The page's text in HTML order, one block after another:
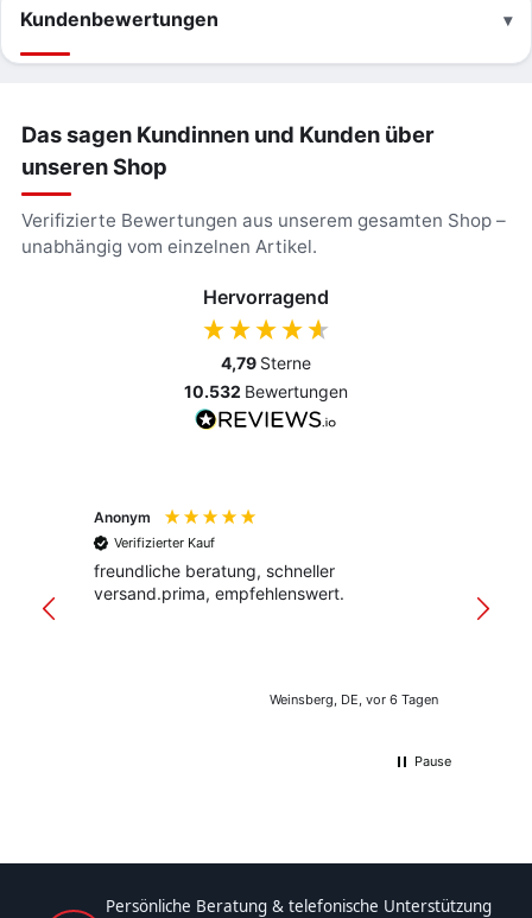
Kundenbewertungen
Das sagen Kundinnen und Kunden über
unseren Shop
Verifizierte Bewertungen aus unserem gesamten Shop –
unabhängig vom einzelnen Artikel.
Hervorragend
4,79 Sterne
10.532 Bewertungen
Anonym
Verifizierter Kauf
freundliche beratung, schneller
versand.prima, empfehlenswert.
Weinsberg, DE, vor 6 Tagen
klar
Pause
Persönliche Beratung & telefonische Unterstützung